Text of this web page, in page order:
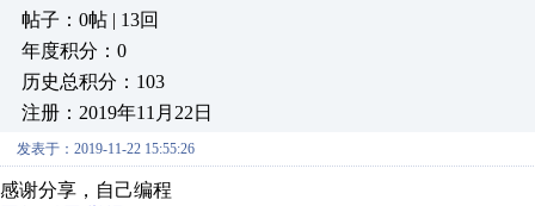
帖子：0帖 | 13回
年度积分：0
历史总积分：103
注册：2019年11月22日
发表于：2019-11-22 15:55:26
感谢分享，自己编程